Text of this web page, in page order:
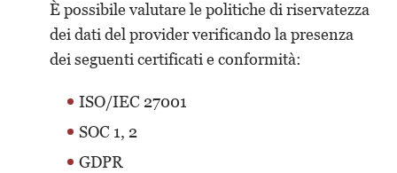
È possibile valutare le politiche di riservatezza
dei dati del provider verificando la presenza
dei seguenti certificati e conformità:
ISO/IEC 27001
SOC 1, 2
GDPR